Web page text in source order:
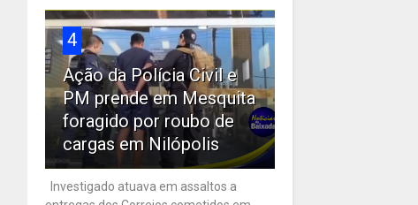
4
Ação da Polícia Civil e
PM prende em Mesquita
foragido por roubo de
cargas em Nilópolis
Investigado atuava em assaltos a